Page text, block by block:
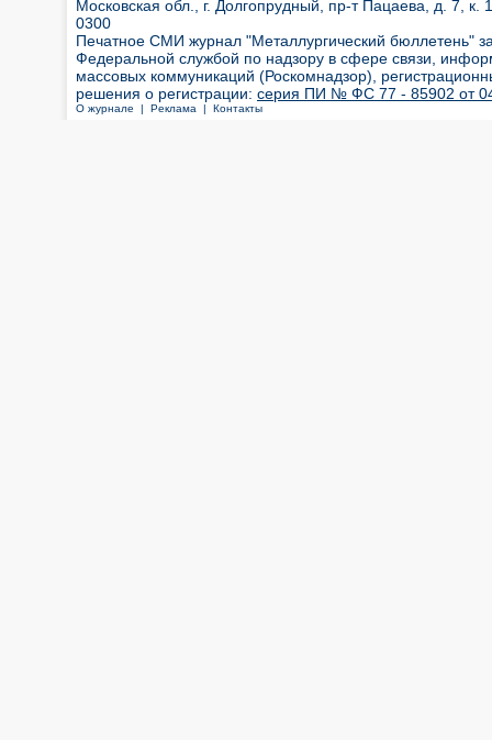
Московская обл., г. Долгопрудный, пр-т Пацаева, д. 7,
0300
Печатное СМИ журнал "Металлургический бюллетень"
Федеральной службой по надзору в сфере связи,
массовых коммуникаций (Роскомнадзор),
решения о регистрации: серия ПИ № ФС 77 - 85902 от 04
О журнале | Реклама | Контакты